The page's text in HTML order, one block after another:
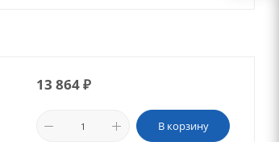
13 864₽
В корзину